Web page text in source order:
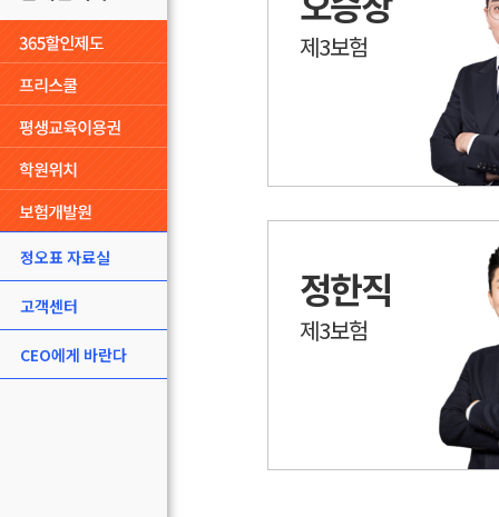
정오표 자료실
고객센터
CEO에게 바란다
제3보험
정한직
제3보험